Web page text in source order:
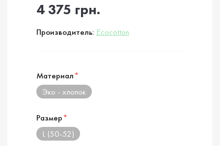
4 375 грн.
Производитель: Ecocotton
Материал*
Эко - хлопок
Размер*
L (50-52)